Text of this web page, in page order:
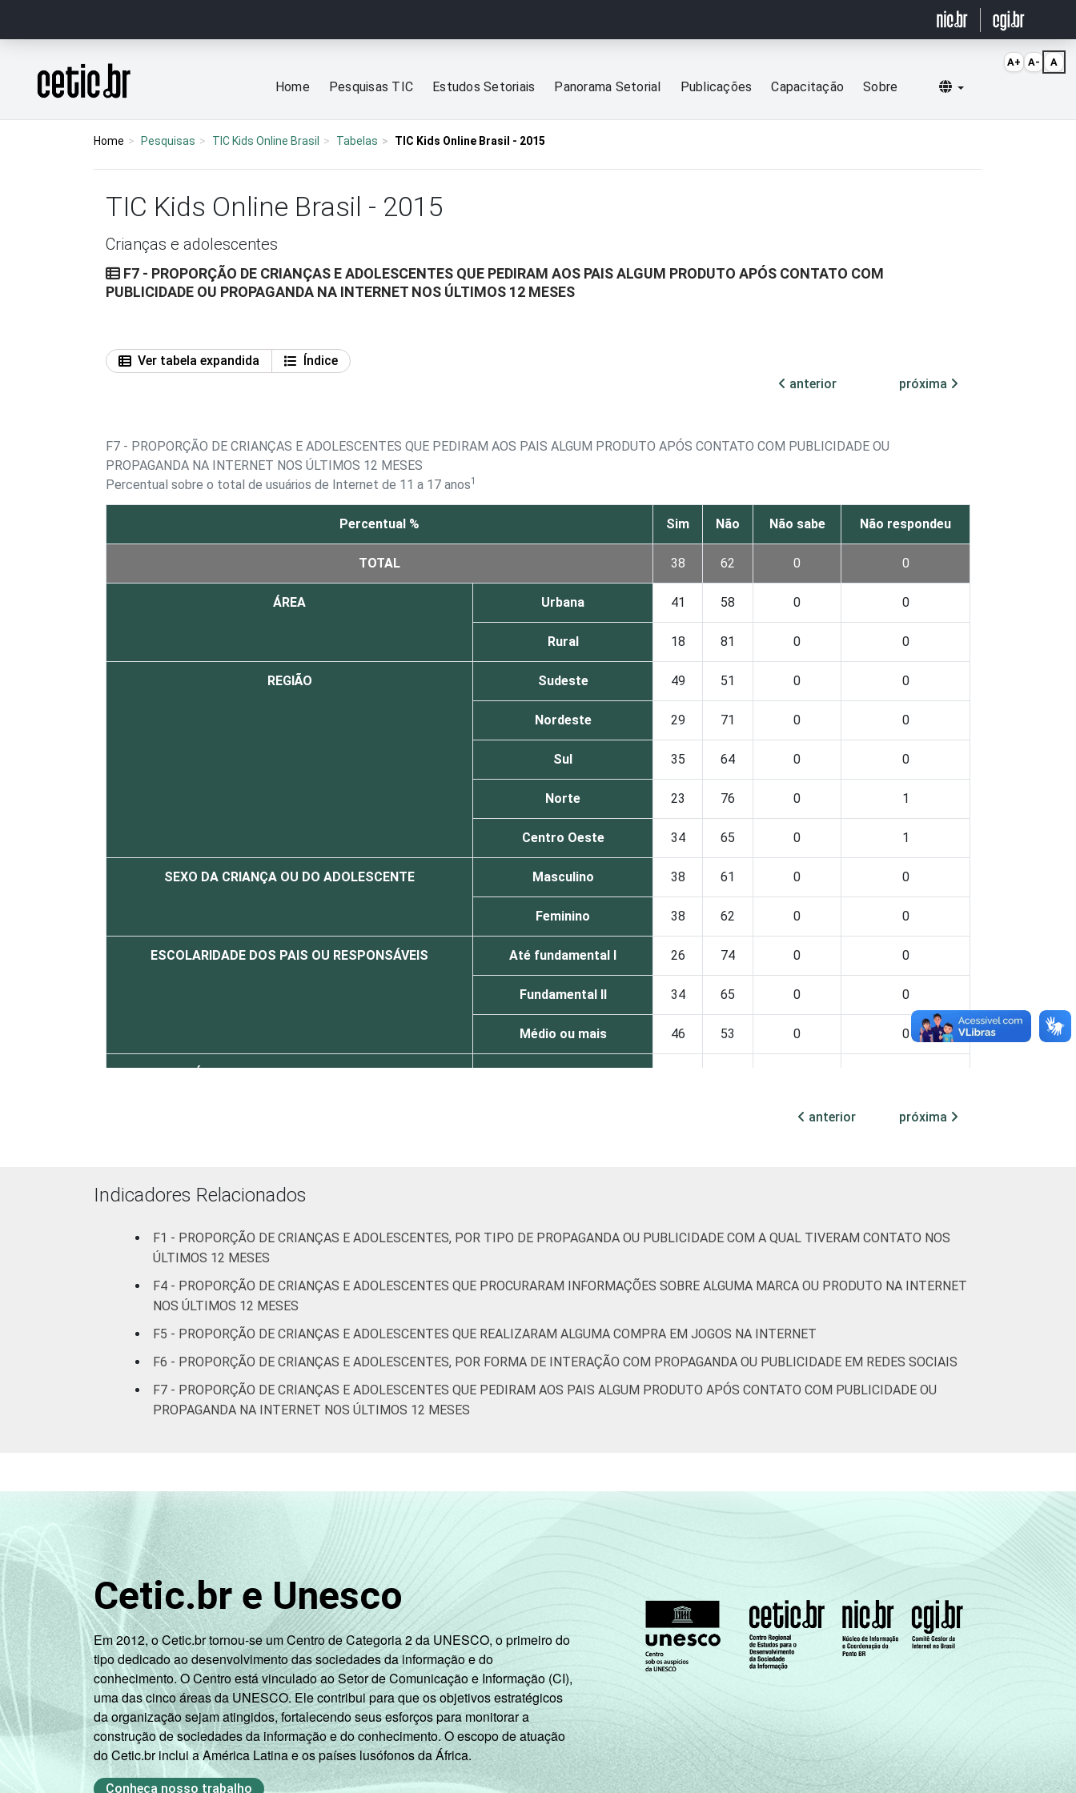
Página inicial
Home Pesquisas TIC Estudos Setoriais Panorama Setorial Publicações Capacitação Sobre Selecionar idioma
Home Pesquisas TIC Kids Online Brasil Tabelas TIC Kids Online Brasil - 2015
TIC Kids Online Brasil - 2015
Crianças e adolescentes
F7 - PROPORÇÃO DE CRIANÇAS E ADOLESCENTES QUE PEDIRAM AOS PAIS ALGUM PRODUTO APÓS CONTATO COM
PUBLICIDADE OU PROPAGANDA NA INTERNET NOS ÚLTIMOS 12 MESES
Ver tabela expandida
Índice
anterior
próxima
F7 - PROPORÇÃO DE CRIANÇAS E ADOLESCENTES QUE PEDIRAM AOS PAIS ALGUM PRODUTO APÓS CONTATO COM PUBLICIDADE OU
PROPAGANDA NA INTERNET NOS ÚLTIMOS 12 MESES
Percentual sobre o total de usuários de Internet de 11 a 17 anos1
Percentual % Sim Não Não sabe Não respondeu
TOTAL 38 62 0 0
ÁREA Urbana 41 58 0 0
Rural 18 81 0 0
REGIÃO Sudeste 49 51 0 0
Nordeste 29 71 0 0
Sul 35 64 0 0
Norte 23 76 0 1
Centro Oeste 34 65 0 1
SEXO DA CRIANÇA OU DO ADOLESCENTE Masculino 38 61 0 0
Feminino 38 62 0 0
ESCOLARIDADE DOS PAIS OU RESPONSÁVEIS Até fundamental I 26 74 0 0
Fundamental II 34 65 0 0
Médio ou mais 46 53 0 0
0 0
RENDA FAMILIAR
Mais de 1 SM até 2 SM 34 66 0 0
C 33 66 0 0
1Base: 19.510.697 usuários de Internet de 11 a 17 anos. Dados coletados entre novembro de 2015 e junho de 2016.
Publicação dos dados em: 10/10/2016. Correção dos dados em: 28/10/2016. Mais informações em:https://cetic.br/noticia/cetic-br-informa-
correcao-dos-resultados-da-pesquisa-tic-kids-online-brasil-2015/
anterior próxima
Indicadores Relacionados
F1 - PROPORÇÃO DE CRIANÇAS E ADOLESCENTES, POR TIPO DE PROPAGANDA OU PUBLICIDADE COM A QUAL TIVERAM CONTATO NOS
ÚLTIMOS 12 MESES
F4 - PROPORÇÃO DE CRIANÇAS E ADOLESCENTES QUE PROCURARAM INFORMAÇÕES SOBRE ALGUMA MARCA OU PRODUTO NA INTERNET
NOS ÚLTIMOS 12 MESES
F5 - PROPORÇÃO DE CRIANÇAS E ADOLESCENTES QUE REALIZARAM ALGUMA COMPRA EM JOGOS NA INTERNET
F6 - PROPORÇÃO DE CRIANÇAS E ADOLESCENTES, POR FORMA DE INTERAÇÃO COM PROPAGANDA OU PUBLICIDADE EM REDES SOCIAIS
F7 - PROPORÇÃO DE CRIANÇAS E ADOLESCENTES QUE PEDIRAM AOS PAIS ALGUM PRODUTO APÓS CONTATO COM PUBLICIDADE OU
PROPAGANDA NA INTERNET NOS ÚLTIMOS 12 MESES
Cetic.br e Unesco
Em 2012, o Cetic.br tornou-se um Centro de Categoria 2 da UNESCO, o primeiro do
tipo dedicado ao desenvolvimento das sociedades da informação e do
conhecimento. O Centro está vinculado ao Setor de Comunicação e Informação (CI),
uma das cinco áreas da UNESCO. Ele contribui para que os objetivos estratégicos
da organização sejam atingidos, fortalecendo seus esforços para monitorar a
construção de sociedades da informação e do conhecimento. O escopo de atuação
do Cetic.br inclui a América Latina e os países lusófonos da África.
Conheça nosso trabalho
A+ A- A